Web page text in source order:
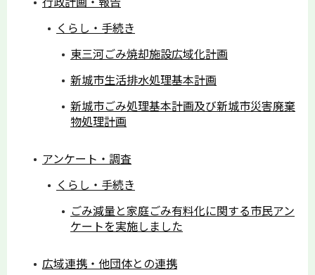
くらし・手続き
東三河ごみ焼却施設広域化計画
新城市生活排水処理基本計画
新城市ごみ処理基本計画及び新城市災害廃棄
物処理計画
アンケート・調査
くらし・手続き
ごみ減量と家庭ごみ有料化に関する市民アン
ケートを実施しました
広域連携・他団体との連携